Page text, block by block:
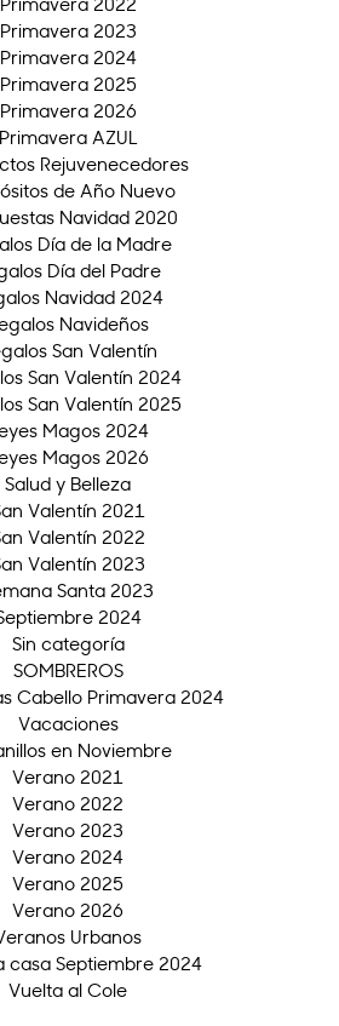
Primavera 2023
Primavera 2024
Primavera 2025
Primavera 2026
Primavera AZUL
Rejuvenecedores
de Año Nuevo
Navidad 2020
Día de la Madre
Día del Padre
Navidad 2024
Navideños
San Valentín
San Valentín 2024
San Valentín 2025
Magos 2024
Magos 2026
Salud y Belleza
Valentín 2021
Valentín 2022
Valentín 2023
Santa 2023
2024
Sin categoría
SOMBREROS
Cabello Primavera 2024
Vacaciones
en Noviembre
Verano 2021
Verano 2022
Verano 2023
Verano 2024
Verano 2025
Verano 2026
Urbanos
casa Septiembre 2024
Vuelta al Cole